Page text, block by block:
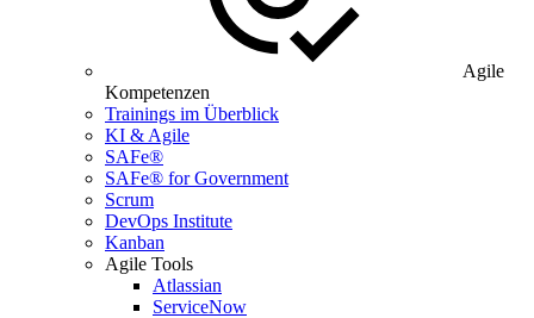
Agile
Kompetenzen
Trainings im Überblick
KI & Agile
SAFe®
SAFe® for Government
Scrum
DevOps Institute
Kanban
Agile Tools
Atlassian
ServiceNow